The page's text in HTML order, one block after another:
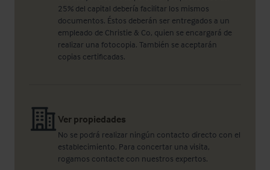
25% del capital debería facilitar los mismos
documentos. Éstos deberán ser entregados a un
empleado de Christie & Co, quien se encargará de
realizar una fotocopia. También se aceptarán
copias certificadas.
Ver propiedades
No se podrá realizar ningún contacto directo con el
establecimiento. Para concertar una visita,
rogamos contacte con nuestros expertos.